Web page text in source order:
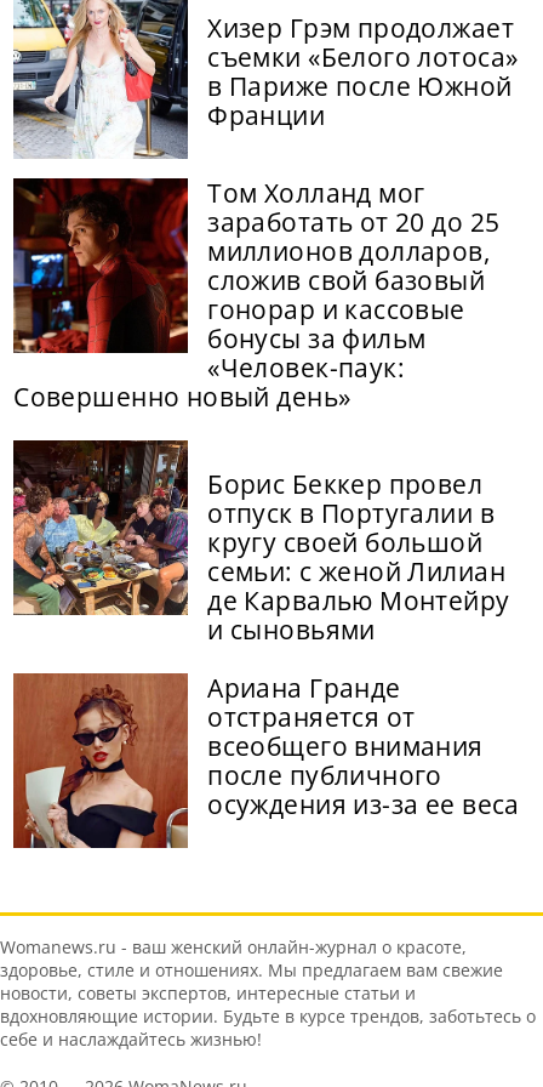
Хизер Грэм продолжает
съемки «Белого лотоса»
в Париже после Южной
Франции
Том Холланд мог
заработать от 20 до 25
миллионов долларов,
сложив свой базовый
гонорар и кассовые
бонусы за фильм
«Человек-паук:
Совершенно новый день»
Борис Беккер провел
отпуск в Португалии в
кругу своей большой
семьи: с женой Лилиан
де Карвалью Монтейру
и сыновьями
Ариана Гранде
отстраняется от
всеобщего внимания
после публичного
осуждения из-за ее веса
Womanews.ru - ваш женский онлайн-журнал о красоте,
здоровье, стиле и отношениях. Мы предлагаем вам свежие
новости, советы экспертов, интересные статьи и
вдохновляющие истории. Будьте в курсе трендов, заботьтесь о
себе и наслаждайтесь жизнью!